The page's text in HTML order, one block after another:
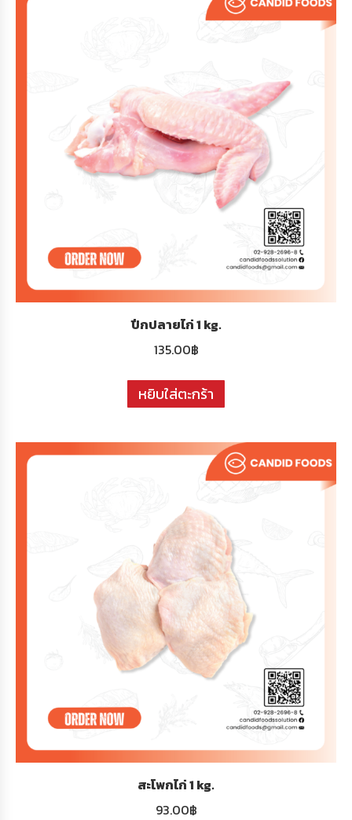
ปีกปลายไก่ 1 kg.
135.00฿
หยิบใส่ตะกร้า
สะโพกไก่ 1 kg.
93.00฿